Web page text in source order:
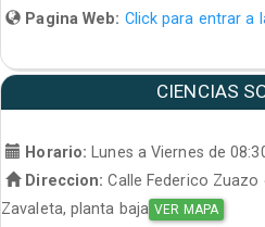
Pagina Web: Click para entrar a
CIENCIAS
Horario:
Lunes a Viernes de
Direccion: Calle Federico Zuazo
Zavaleta, planta baja VER MAPA